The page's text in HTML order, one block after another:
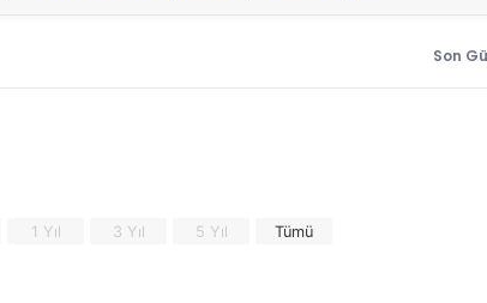
Son
1 Yıl 3 Yıl 5 Yıl Tümü